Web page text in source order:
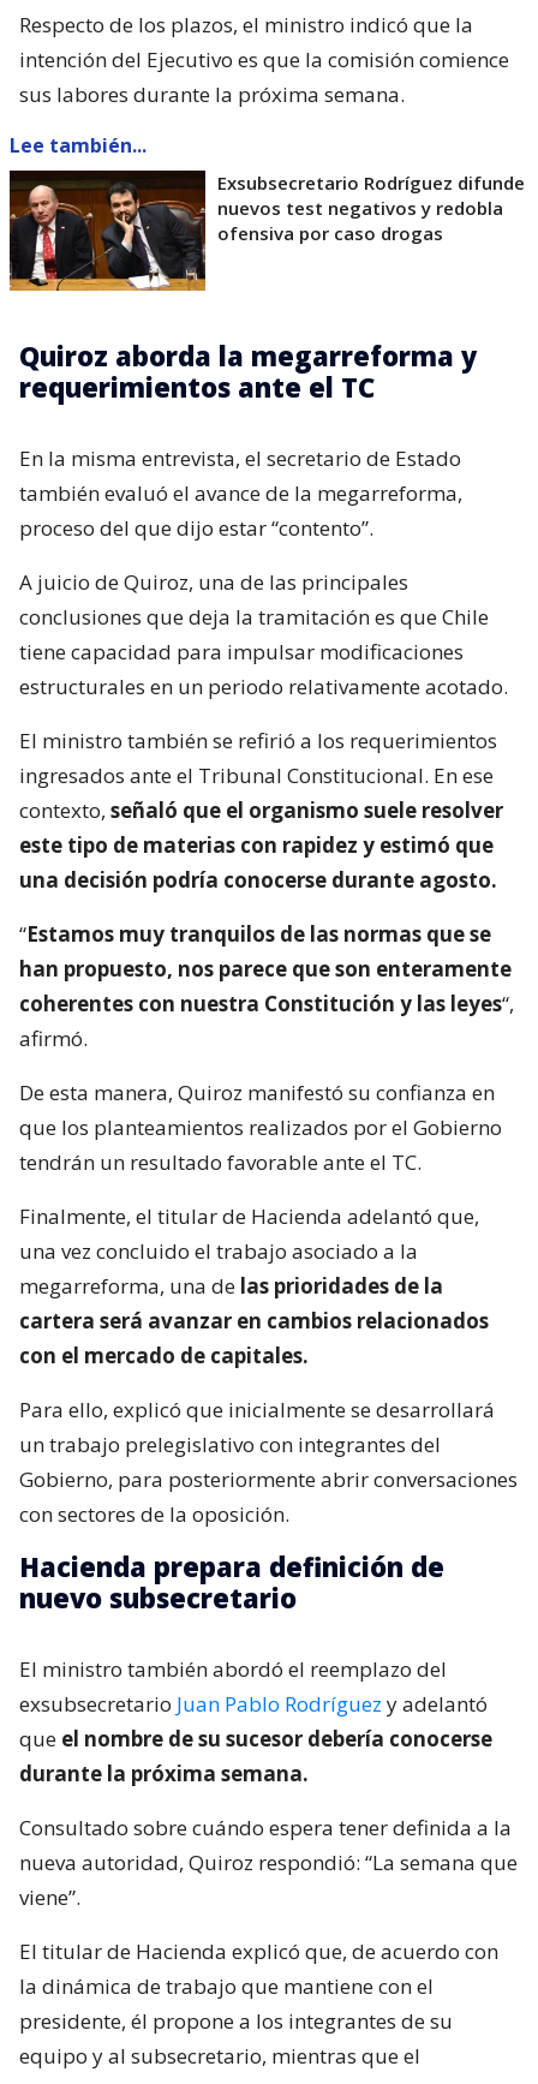
Respecto de los plazos, el ministro indicó que la
intención del Ejecutivo es que la comisión comience
sus labores durante la próxima semana.
Lee también...
Exsubsecretario Rodríguez difunde
nuevos test negativos y redobla
ofensiva por caso drogas
Quiroz aborda la megarreforma y
requerimientos ante el TC
En la misma entrevista, el secretario de Estado
también evaluó el avance de la megarreforma,
proceso del que dijo estar “contento”.
A juicio de Quiroz, una de las principales
conclusiones que deja la tramitación es que Chile
tiene capacidad para impulsar modificaciones
estructurales en un periodo relativamente acotado.
El ministro también se refirió a los requerimientos
ingresados ante el Tribunal Constitucional. En ese
contexto, señaló que el organismo suele resolver
este tipo de materias con rapidez y estimó que
una decisión podría conocerse durante agosto.
“Estamos muy tranquilos de las normas que se
han propuesto, nos parece que son enteramente
coherentes con nuestra Constitución y las leyes“,
afirmó.
De esta manera, Quiroz manifestó su confianza en
que los planteamientos realizados por el Gobierno
tendrán un resultado favorable ante el TC.
Finalmente, el titular de Hacienda adelantó que,
una vez concluido el trabajo asociado a la
megarreforma, una de las prioridades de la
cartera será avanzar en cambios relacionados
con el mercado de capitales.
Para ello, explicó que inicialmente se desarrollará
un trabajo prelegislativo con integrantes del
Gobierno, para posteriormente abrir conversaciones
con sectores de la oposición.
Hacienda prepara definición de
nuevo subsecretario
El ministro también abordó el reemplazo del
exsubsecretario Juan Pablo Rodríguez y adelantó
que el nombre de su sucesor debería conocerse
durante la próxima semana.
Consultado sobre cuándo espera tener definida a la
nueva autoridad, Quiroz respondió: “La semana que
viene”.
El titular de Hacienda explicó que, de acuerdo con
la dinámica de trabajo que mantiene con el
presidente, él propone a los integrantes de su
equipo y al subsecretario, mientras que el